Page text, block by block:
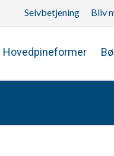
Selvbetjening Bliv
Hovedpineformer